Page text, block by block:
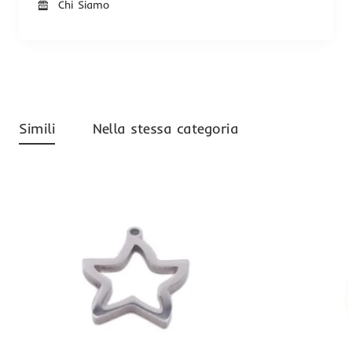
Chi Siamo
Simili Nella stessa categoria